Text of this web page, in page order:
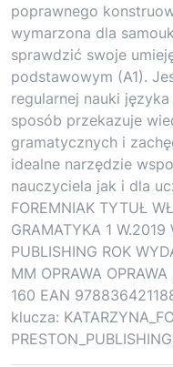
poprawnego
wymarzona dla
sprawdzić swoje
podstawowym (A1).
regularnej nauki
sposób przekazuje
gramatycznych i
idealne narzędzie
nauczyciela jak i dla
FOREMNIAK TYTUŁ
GRAMATYKA 1 W.2019
PUBLISHING ROK
MM OPRAWA
160 EAN
klucza: